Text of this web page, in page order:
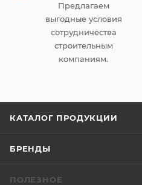
Предлагаем
выгодные условия
сотрудничества
строительным
компаниям.
КАТАЛОГ ПРОДУКЦИИ
БРЕНДЫ
ПОЛЕЗНОЕ